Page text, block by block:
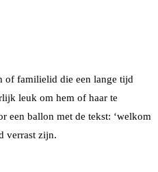
of familielid die een lange tijd
leuk om hem of haar te
een ballon met de tekst: ‘welkom
verrast zijn.